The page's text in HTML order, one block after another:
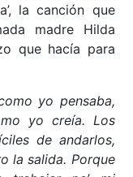
la canción que
madre Hilda
que hacía para
yo pensaba,
yo creía. Los
de andarlos,
la salida. Porque